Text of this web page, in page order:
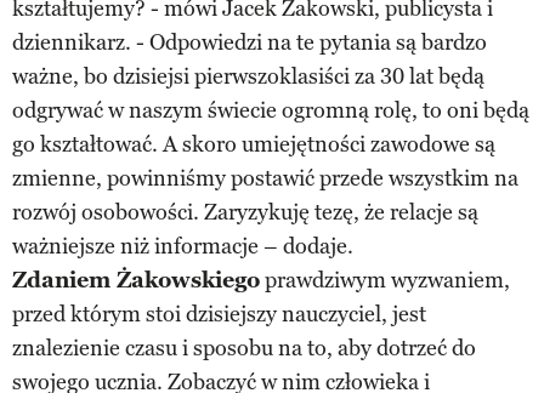
kształtujemy? - mówi Jacek Żakowski, publicysta i
dziennikarz. - Odpowiedzi na te pytania są bardzo
ważne, bo dzisiejsi pierwszoklasiści za 30 lat będą
odgrywać w naszym świecie ogromną rolę, to oni będą
go kształtować. A skoro umiejętności zawodowe są
zmienne, powinniśmy postawić przede wszystkim na
rozwój osobowości. Zaryzykuję tezę, że relacje są
ważniejsze niż informacje – dodaje.
Zdaniem Żakowskiegoprawdziwym wyzwaniem,
przed którym stoi dzisiejszy nauczyciel, jest
znalezienie czasu i sposobu na to, aby dotrzeć do
swojego ucznia. Zobaczyć w nim człowieka i